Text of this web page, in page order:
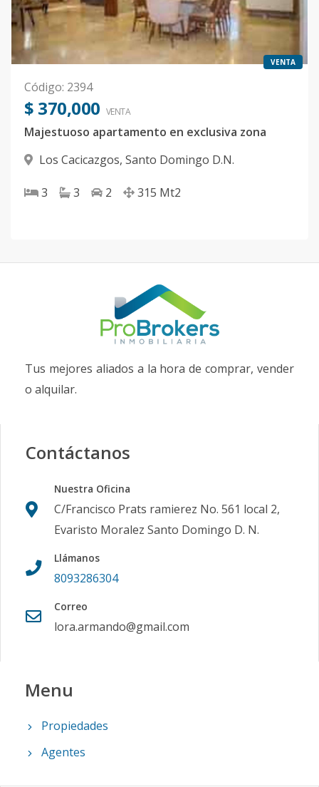
VENTA
Código: 2394
$ 370,000 VENTA
Majestuoso apartamento en exclusiva zona
Los Cacicazgos, Santo Domingo D.N.
3 3 2 315 Mt2
Tus mejores aliados a la hora de comprar, vender
o alquilar.
Contáctanos
Nuestra Oficina
C/Francisco Prats ramierez No. 561 local 2,
Evaristo Moralez Santo Domingo D. N.
Llámanos
8093286304
Correo
lora.armando@gmail.com
Menu
Propiedades
Agentes